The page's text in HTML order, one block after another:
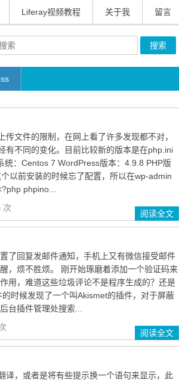
Liferay视频教程 关于我 留言
文件的限制，在网上看了许多发现都不对，
有不同的变化。目前比较新的版本是在php.ini
：Centos 7 WordPress版本：4.9.8 PHP版
以前安装的时候忘了配置，所以在wp-admin
phpino...
次
阅读全文
了回复发邮件通知，手机上又有微信接受邮件
，烦不胜烦。 刚开始琢磨着添加一个验证码来
用，难道这些垃圾评论不是程序生成的？还是
时候发现了一个叫Akismet的插件，对于屏蔽
台插件管理处搜索...
阅读全文
译，或者是将有些提示换一个语句来显示，此